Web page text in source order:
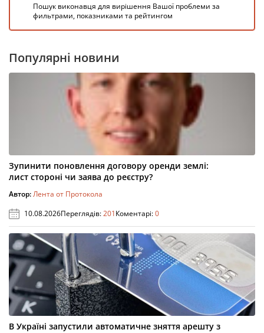
Пошук виконавця для вирішення Вашої проблеми за
фильтрами, показниками та рейтингом
Популярні новини
Зупинити поновлення договору оренди землі:
лист стороні чи заява до реєстру?
Автор:Лента от Протокола
10.08.2026Переглядів:201Коментарі:0
В Україні запустили автоматичне зняття арешту з